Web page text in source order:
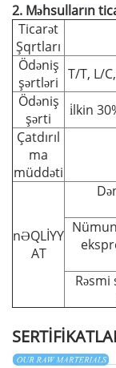
2. Məhsulların
Ticarət
Şqrtları
Ödəniş
şərtləri T/T, L/
Ödəniş
şərti
i̇lkin
Çatdırıl
ma
müddəti
nƏQLİYY
AT